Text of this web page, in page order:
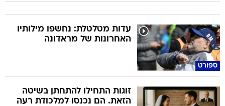
ספורט
עדות מטלטלת: נחשפו מילותיו
האחרונות של מראדונה
זוגות התחילו להתחתן בשיטה
הזאת. הם נכנסו למלכודת רעה